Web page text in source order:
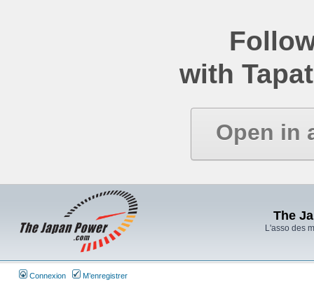
with
Open in
The
L'asso des
Connexion M’enregistrer